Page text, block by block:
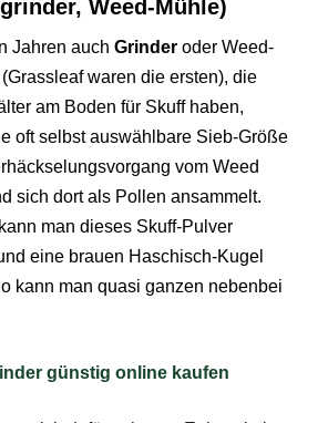
Weed-Mühle)
Jahren auch Grinder oder Weed-
waren die ersten), die
am Boden für Skuff haben,
oft selbst auswählbare Sieb-Größe
vom Weed
sich dort als Pollen ansammelt.
man dieses Skuff-Pulver
eine brauen Haschisch-Kugel
kann man quasi ganzen nebenbei
günstig online kaufen